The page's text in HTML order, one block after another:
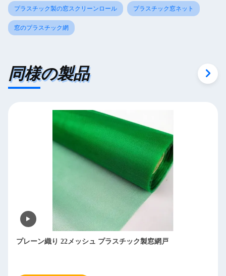
プラスチック製の窓スクリーンロール プラスチック窓ネット
窓のプラスチック網
同様の製品
プレーン織り 22メッシュ プラスチック製窓網戸